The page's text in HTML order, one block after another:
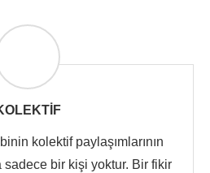
kolektif paylaşımlarının
sadece bir kişi yoktur. Bir fikir